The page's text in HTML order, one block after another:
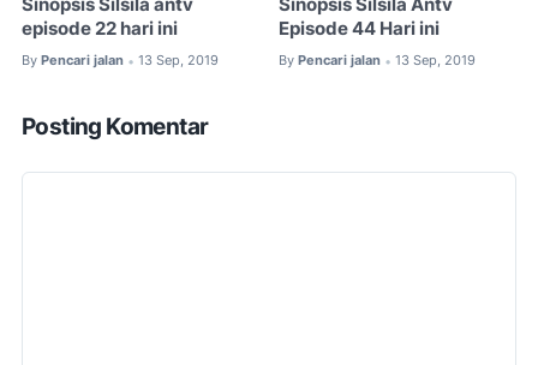
Sinopsis Silsila antv
episode 22 hari ini
By Pencari jalan • 13 Sep, 2019
Sinopsis Silsila Antv
Episode 44 Hari ini
By Pencari jalan • 13 Sep, 2019
Posting Komentar